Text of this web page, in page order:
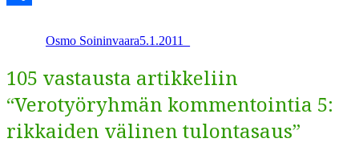
Osmo Soininvaara5.1.2011
105 vastausta artikkeliin
“Verotyöryhmän kommentointia 5:
rikkaiden välinen tulontasaus”